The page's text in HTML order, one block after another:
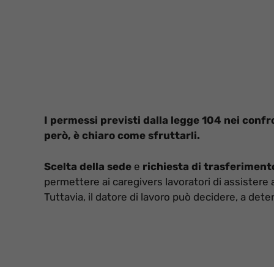
I permessi previsti dalla legge 104 nei
però, è chiaro come sfruttarli.
Scelta della sede e richiesta di
permettere ai caregivers lavoratori di
Tuttavia, il datore di lavoro può decidere, a